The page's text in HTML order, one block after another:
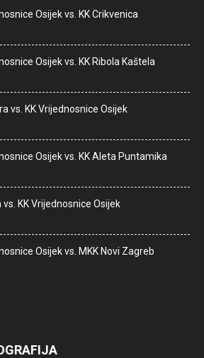
Osijek vs. KK Crikvenica
Osijek vs. KK Ribola Kaštela
vs. KK Vrijednosnice Osijek
Osijek vs. KK Aleta Puntamika
vs. KK Vrijednosnice Osijek
Osijek vs. MKK Novi Zagreb